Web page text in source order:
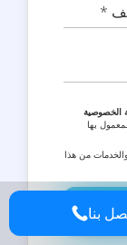
*
الخصوصية
بها
من هذا
بنا